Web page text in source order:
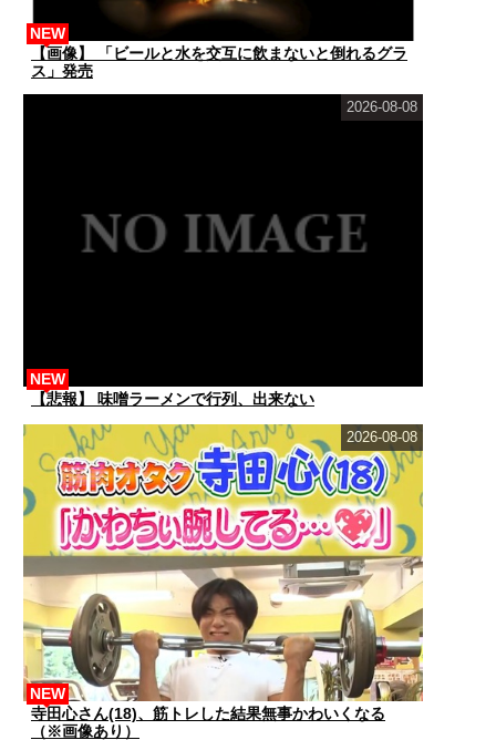
【画像】 「ビールと水を交互に飲まないと倒れるグラ
ス」発売
NEW
【悲報】 味噌ラーメンで行列、出来ない
NEW
2026-08-08
寺田心さん(18)、筋トレした結果無事かわいくなる
（※画像あり）
NEW
2026-08-08